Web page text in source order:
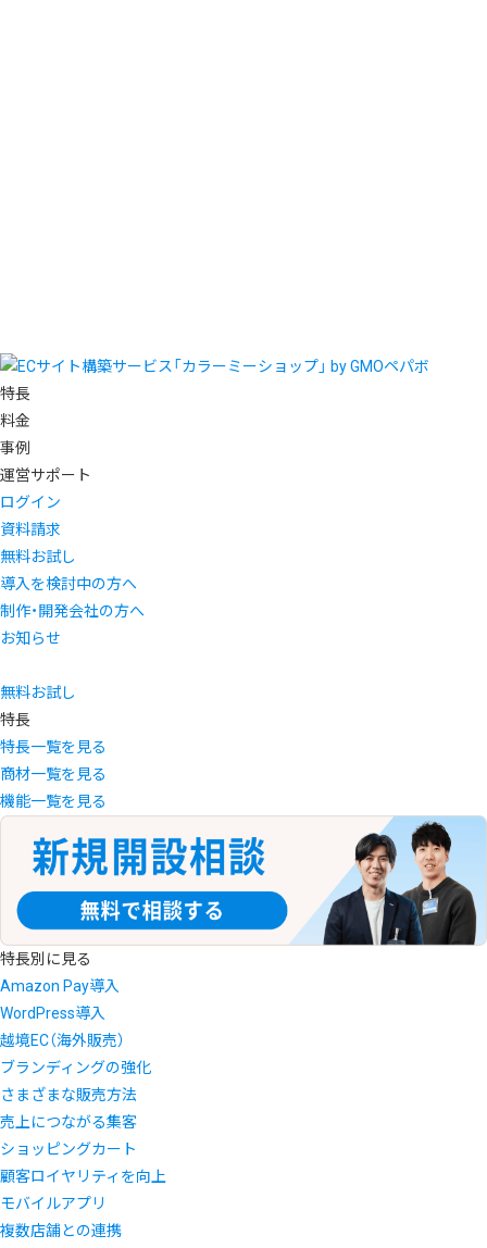
特長
料金
事例
運営サポート
ログイン
資料請求
無料お試し
導入を検討中の方へ
制作・開発会社の方へ
お知らせ
無料お試し
特長
特長一覧を見る
商材一覧を見る
機能一覧を見る
特長別に見る
Amazon Pay導入
WordPress導入
越境EC（海外販売）
ブランディングの強化
さまざまな販売方法
売上につながる集客
ショッピングカート
顧客ロイヤリティを向上
モバイルアプリ
複数店舗との連携